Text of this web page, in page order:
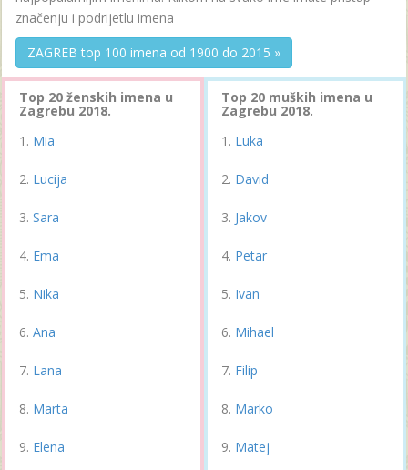
značenju i podrijetlu imena
ZAGREB top 100 imena od 1900 do 2015 »
Top 20 ženskih imena u
Zagrebu 2018.
Mia
Lucija
Sara
Ema
Nika
Ana
Lana
Marta
Elena
Top 20 muških imena u
Zagrebu 2018.
Luka
David
Jakov
Petar
Ivan
Mihael
Filip
Marko
Matej